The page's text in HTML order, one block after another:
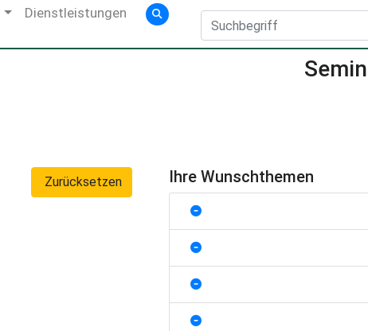
Dienstleistungen
Zurücksetzen Ihre Wunschthemen